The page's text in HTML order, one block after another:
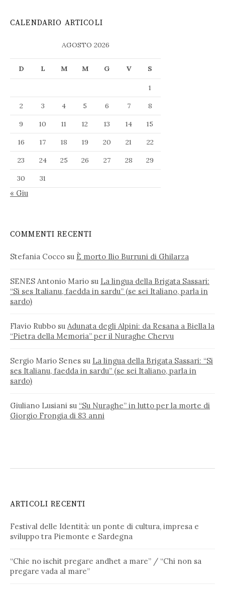
CALENDARIO ARTICOLI
AGOSTO 2026
D L M M G V S
1
2
3 4 5 6 7
8
9
10 11 12 13 14
15
16
17 18 19 20 21
22
23
24 25 26 27 28
29
30
31
« Giu
COMMENTI RECENTI
Stefania Cocco su È morto Ilio Burruni di Ghilarza
SENES Antonio Mario su La lingua della Brigata Sassari:
“Si ses Italianu, faedda in sardu” (se sei Italiano, parla in
sardo)
Flavio Rubbo su Adunata degli Alpini: da Resana a Biella la
“Pietra della Memoria” per il Nuraghe Chervu
Sergio Mario Senes su La lingua della Brigata Sassari: “Si
ses Italianu, faedda in sardu” (se sei Italiano, parla in
sardo)
Giuliano Lusiani su “Su Nuraghe” in lutto per la morte di
Giorgio Frongia di 83 anni
ARTICOLI RECENTI
Festival delle Identità: un ponte di cultura, impresa e
sviluppo tra Piemonte e Sardegna
“Chie no ischit pregare andhet a mare” / “Chi non sa
pregare vada al mare”